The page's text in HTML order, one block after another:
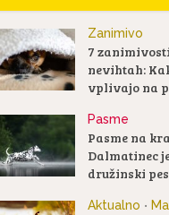
Zanimivo
7
nevihtah:
vplivajo na
Pasme
Pasme na
Dalmatinec
družinski
Aktualno •